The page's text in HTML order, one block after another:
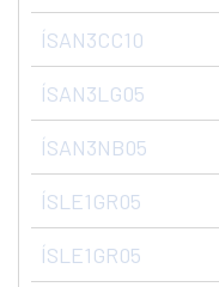
ÍSAN3CC10
ÍSAN3LG05
ÍSAN3NB05
ÍSLE1GR05
ÍSLE1GR05